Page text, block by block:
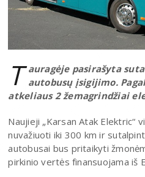
T auragėje pasirašyta
autobusų įsigijimo.
atkeliaus 2 žemagrindžiai
Naujieji „Karsan Atak Elektric“
nuvažiuoti iki 300 km ir
autobusai bus pritaikyti
pirkinio vertės finansuojama iš